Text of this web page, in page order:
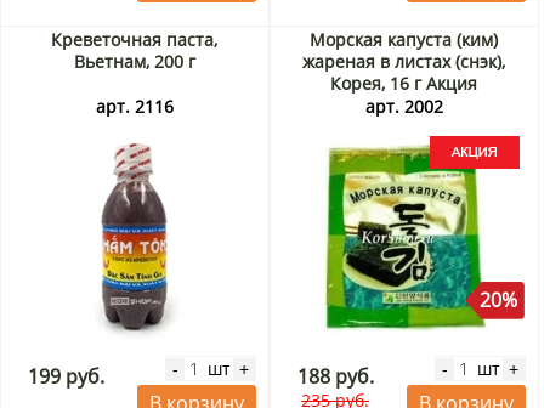
Креветочная паста,
Вьетнам, 200 г
арт. 2116
199 руб. - шт +
Морская капуста (ким)
жареная в листах (снэк),
Корея, 16 г Акция
арт. 2002
20%
188 руб.
235 руб.
- шт +